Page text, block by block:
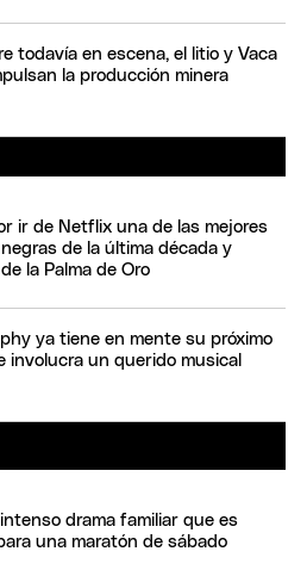
todavía en escena, el litio y Vaca
la producción minera
ir de Netflix una de las mejores
de la última década y
la Palma de Oro
ya tiene en mente su próximo
involucra un querido musical
drama familiar que es
una maratón de sábado